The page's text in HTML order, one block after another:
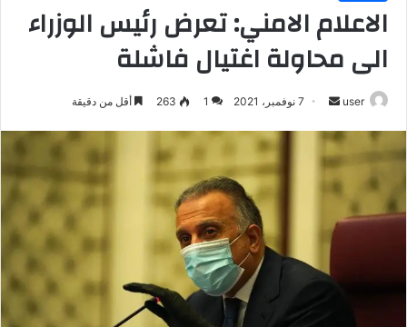
الاعلام الامني: تعرض رئيس الوزراء
الى محاولة اغتيال فاشلة
user
أرسل
إلكترونيا
7 نوفمبر، 2021 1
263 أقل من دقيقة